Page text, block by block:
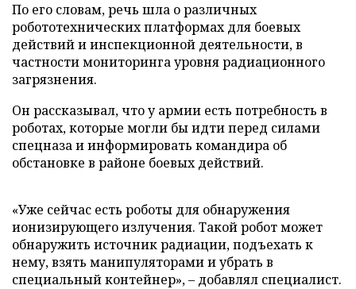
По его словам, речь шла о различных
робототехнических платформах для боевых
действий и инспекционной деятельности, в
частности мониторинга уровня радиационного
загрязнения.
Он рассказывал, что у армии есть потребность в
роботах, которые могли бы идти перед силами
спецназа и информировать командира об
обстановке в районе боевых действий.
«Уже сейчас есть роботы для обнаружения
ионизирующего излучения. Такой робот может
обнаружить источник радиации, подъехать к
нему, взять манипуляторами и убрать в
специальный контейнер», – добавлял специалист.